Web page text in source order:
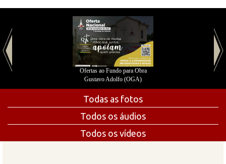
Ofertas ao Fundo para Obra
Gustavo Adolfo (OGA)
Todas as fotos
Todos os áudios
Todos os vídeos